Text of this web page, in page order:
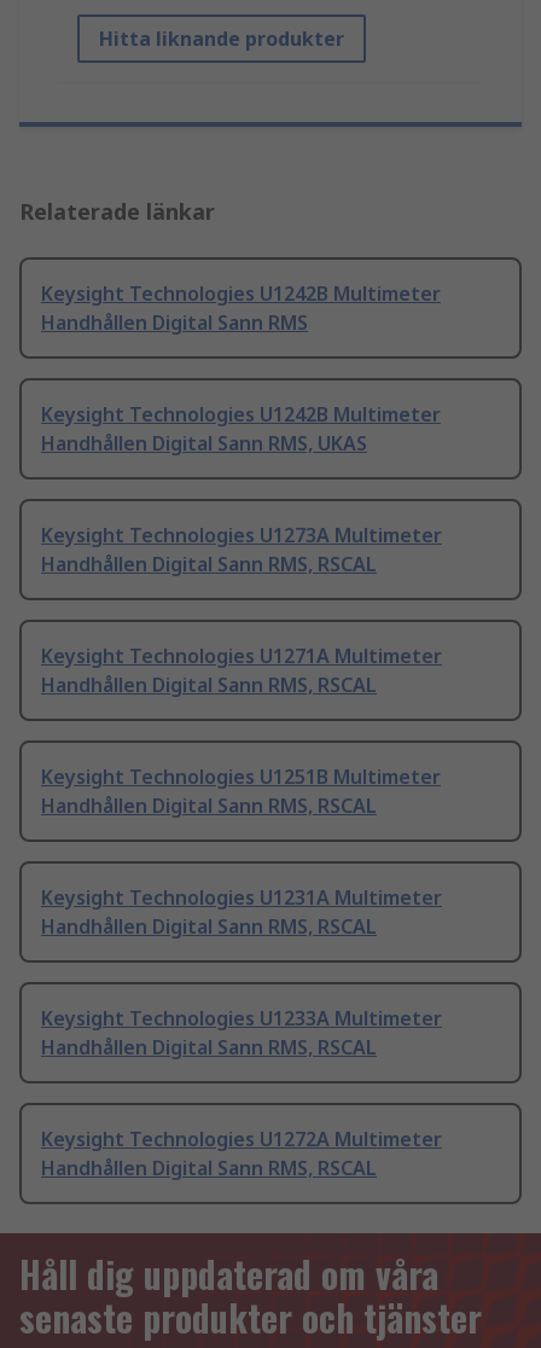
Hitta liknande produkter
Relaterade länkar
Keysight Technologies U1242B Multimeter
Handhållen Digital Sann RMS
Keysight Technologies U1242B Multimeter
Handhållen Digital Sann RMS, UKAS
Keysight Technologies U1273A Multimeter
Handhållen Digital Sann RMS, RSCAL
Keysight Technologies U1271A Multimeter
Handhållen Digital Sann RMS, RSCAL
Keysight Technologies U1251B Multimeter
Handhållen Digital Sann RMS, RSCAL
Keysight Technologies U1231A Multimeter
Handhållen Digital Sann RMS, RSCAL
Keysight Technologies U1233A Multimeter
Handhållen Digital Sann RMS, RSCAL
Keysight Technologies U1272A Multimeter
Handhållen Digital Sann RMS, RSCAL
Håll dig uppdaterad om våra
senaste produkter och tjänster